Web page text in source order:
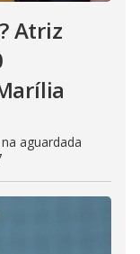
Atriz
aguardada